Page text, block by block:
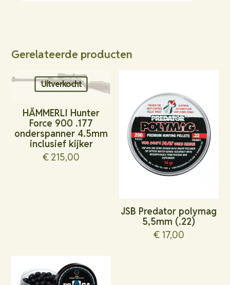
Gerelateerde producten
Uitverkocht
HÄMMERLI Hunter
Force 900 .177
onderspanner 4.5mm
inclusief kijker
€ 215,00
JSB Predator polymag
5,5mm (.22)
€17,00